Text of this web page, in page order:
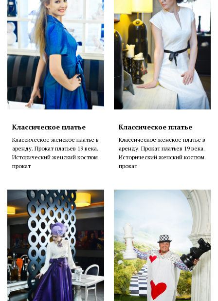
Классическое платье
Классическое женское платье в
аренду. Прокат платьев 19 века.
Исторический женский костюм
прокат
Классическое платье
Классическое женское платье в
аренду. Прокат платьев 19 века.
Исторический женский костюм
прокат